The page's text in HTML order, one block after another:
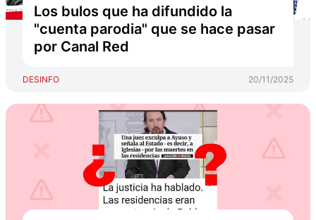
Los bulos que ha difundido la
"cuenta parodia" que se hace pasar
por Canal Red
DESINFO 20/11/2025